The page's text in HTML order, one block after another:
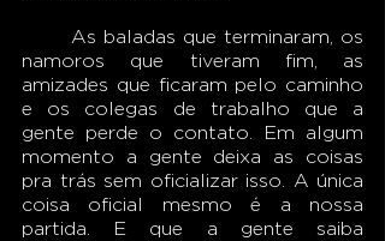
namoros que tiveram fim, as
amizades que ficaram pelo caminho
e os colegas de trabalho que a
gente perde o contato. Em algum
momento a gente deixa as coisas
pra trás sem oficializar isso. A única
coisa oficial mesmo é a nossa
partida. E que a gente saiba